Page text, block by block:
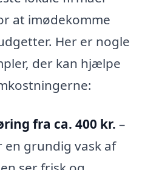
at imødekomme
Her er nogle
der kan hjælpe
fra ca. 400 kr. –
grundig vask af